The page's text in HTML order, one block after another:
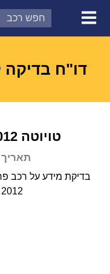
דו"ח בדיקה
טויוטה
תאריך